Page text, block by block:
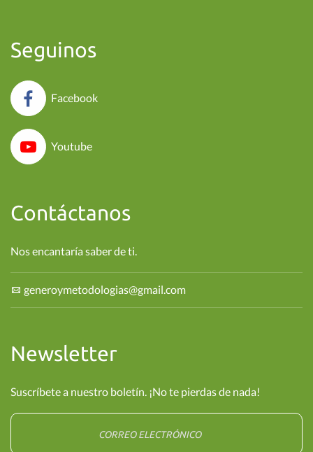
Seguinos
Facebook
Youtube
Contáctanos
Nos encantaría saber de ti.
generoymetodologias@gmail.com
Newsletter
Suscríbete a nuestro boletín. ¡No te pierdas de nada!